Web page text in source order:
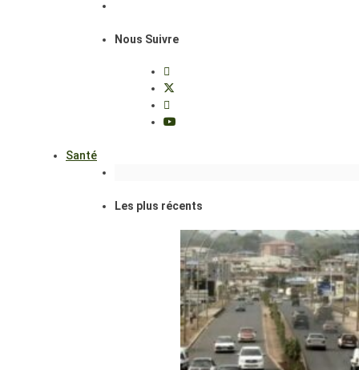
Nous Suivre
Santé
Les plus récents